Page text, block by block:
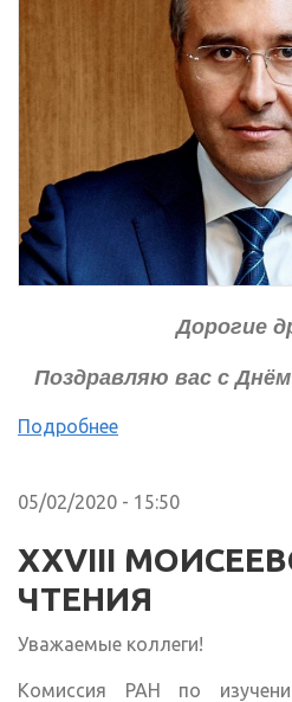
Дорогие
Поздравляю вас с
Подробнее
05/02/2020 - 15:50
ХХVIII
ЧТЕНИЯ
Уважаемые коллеги!
Комиссия РАН по